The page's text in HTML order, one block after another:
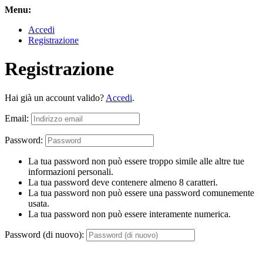
Menu:
Accedi
Registrazione
Registrazione
Hai già un account valido? Accedi.
Email:
Password:
La tua password non può essere troppo simile alle altre tue
informazioni personali.
La tua password deve contenere almeno 8 caratteri.
La tua password non può essere una password comunemente
usata.
La tua password non può essere interamente numerica.
Password (di nuovo):